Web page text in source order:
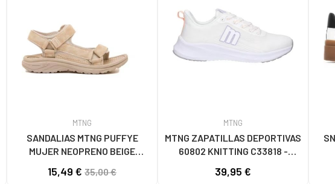
MTNG
SANDALIAS MTNG PUFFYE
MUJER NEOPRENO BEIGE
- NEOPRENE BEIGE
15,49 € 35,00 €
MTNG
MTNG ZAPATILLAS DEPORTIVAS
60802 KNITTING C33818 -
39,95 €